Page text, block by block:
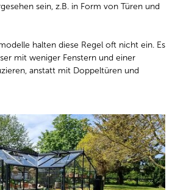
sein, z.B. in Form von Türen und
halten diese Regel oft nicht ein. Es
mit weniger Fenstern und einer
anstatt mit Doppeltüren und